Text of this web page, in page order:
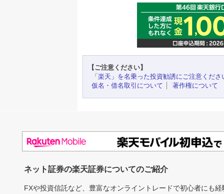
【ご注意ください】
「楽天」を名乗った投資勧誘にご注意くださ
仮名・借名取引について
著作権について
ネット証券の楽天証券についてのご紹介
FXや投資信託など、豊富なオンライントレードで初心者にも